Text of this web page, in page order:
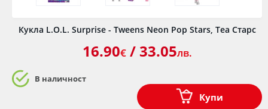
Кукла L.O.L. Surprise - Tweens Neon Pop Stars, Теа Старс
16.90€/ 33.05лв.
В наличност
Купи